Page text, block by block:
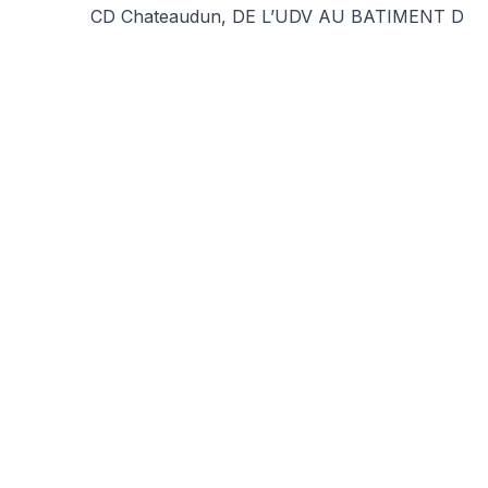
CD Chateaudun, DE L’UDV AU BATIMENT D